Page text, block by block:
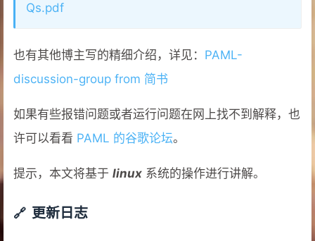
Qs.pdf
也有其他博主写的精细介绍，详见： PAML-
discussion-group from 简书
如果有些报错问题或者运行问题在网上找不到解释，也
许可以看看 PAML 的谷歌论坛。
提示，本文将基于 linux 系统的操作进行讲解。
更新日志